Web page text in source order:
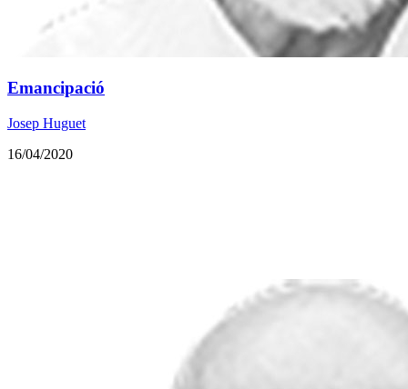
Emancipació
Josep Huguet
16/04/2020